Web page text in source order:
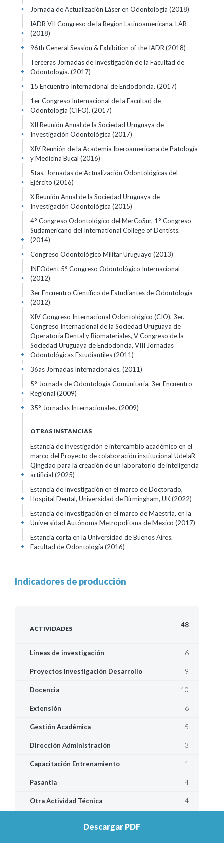
Jornada de Actualización Láser en Odontología (2018)
+
IADR VII Congreso de la Region Latinoamericana, LAR
(2018)
+
96th General Session & Exhibition of the IADR (2018)
+
Terceras Jornadas de Investigación de la Facultad de
Odontología. (2017)
+
15 Encuentro Internacional de Endodoncia. (2017)
+
1er Congreso Internacional de la Facultad de
Odontología (CIFO). (2017)
+
XII Reunión Anual de la Sociedad Uruguaya de
Investigación Odontológica (2017)
+
XIV Reunión de la Academia Iberoamericana de Patología
y Medicina Bucal (2016)
+
5tas. Jornadas de Actualización Odontológicas del
Ejército (2016)
+
X Reunión Anual de la Sociedad Uruguaya de
Investigación Odontológica (2015)
+
4° Congreso Odontológico del MerCoSur, 1° Congreso
Sudamericano del International College of Dentists.
(2014)
+
Congreso Odontológico Militar Uruguayo (2013)
+
INFOdent 5° Congreso Odontológico Internacional
(2012)
+
3er Encuentro Científico de Estudiantes de Odontología
(2012)
+
XIV Congreso Internacional Odontológico (CIO), 3er.
Congreso Internacional de la Sociedad Uruguaya de
Operatoria Dental y Biomateriales, V Congreso de la
Sociedad Uruguaya de Endodoncia, VIII Jornadas
Odontológicas Estudiantiles(2011)
+
36as Jornadas Internacionales. (2011)
+
5° Jornada de Odontología Comunitaria, 3er Encuentro
Regional (2009)
+
35° Jornadas Internacionales. (2009)
+
OTRAS INSTANCIAS
Estancia de investigación e intercambio académico en el
marco del Proyecto de colaboración institucional UdelaR-
Qingdao para la creación de un laboratorio de inteligencia
artificial (2025)
+
Estancia de Investigación en el marco de Doctorado,
Hospital Dental, Universidad de Birmingham, UK(2022)
+
Estancia de Investigación en el marco de Maestria, en la
Universidad Autónoma Metropolitana de Mexico (2017)
+
Estancia corta en la Universidad de Buenos Aires.
Facultad de Odontología (2016)
+
Indicadores de producción
ACTIVIDADES 48
Líneas de investigación 6
Proyectos Investigación Desarrollo 9
Docencia 10
Extensión 6
Gestión Académica 5
Dirección Administración 3
Capacitación Entrenamiento 1
Pasantia 4
Otra Actividad Técnica 4
PRODUCCIÓN BIBLIOGRÁFICA
Descargar PDF